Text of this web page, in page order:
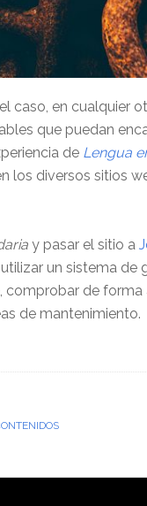
caso, en cualquier
que puedan
de Lengua
los diversos sitios
y pasar el sitio a
un sistema de
comprobar de
de mantenimiento.